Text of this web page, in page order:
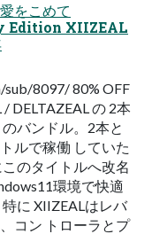
をこめて
Edition XIIZEAL
8097/ 80% OFF
の 2本
バンドル。2本と
ルで稼働 していた
のタイトルへ改名
環境で快適
に XIIZEALはレバ
コン トローラとプ